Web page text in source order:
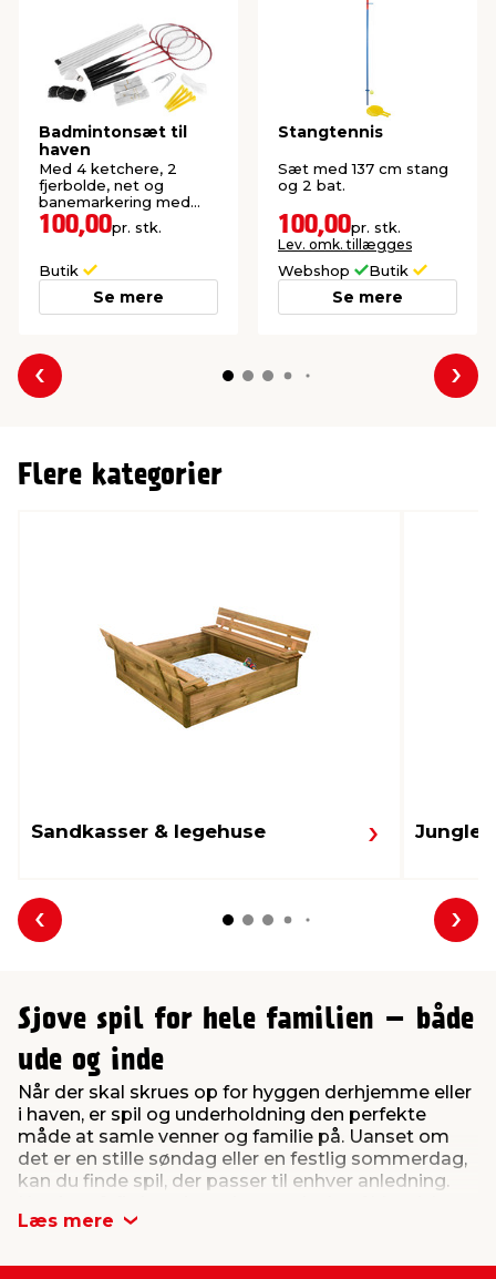
Badmintonsæt til
haven
Med 4 ketchere, 2
fjerbolde, net og
banemarkering med
pløkker.
100,00pr. stk.
Butik
Se mere
Stangtennis
Sæt med 137 cm stang
og 2 bat.
100,00pr. stk.
Lev. omk. tillægges
Webshop Butik
Se mere
Forrige
Flere kategorier
Sandkasser & legehuse Jungle
Forrige
Sjove spil for hele familien – både
ude og inde
Når der skal skrues op for hyggen derhjemme eller
i haven, er spil og underholdning den perfekte
måde at samle venner og familie på. Uanset om
det er en stille søndag eller en festlig sommerdag,
kan du finde spil, der passer til enhver anledning.
og populære spil som bordfodbold, bobspil,
kongespil, stigegolf og stangtennis.
Læs mere